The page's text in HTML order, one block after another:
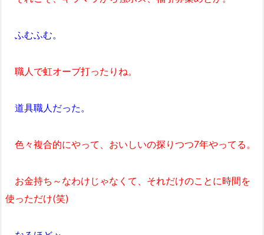
ふむふむ。
職人で虹オーブ打ったりね。
道具職人だった。
色々複合的にやって、おいしいの探りつつ7年やってる。
お金持ち～なわけじゃなくて、それだけのことに時間を
使っただけ(笑)